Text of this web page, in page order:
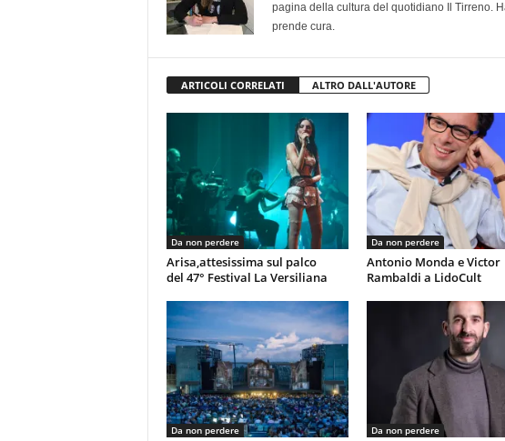
pagina della cultura del quotidiano Il Tirreno.
prende cura.
ARTICOLI CORRELATI ALTRO DALL'AUTORE
Da non perdere
Arisa,attesissima sul palco
del 47° Festival La Versiliana
Da non perdere
Antonio Monda e Victor
Rambaldi a LidoCult
Da non perdere Da non perdere